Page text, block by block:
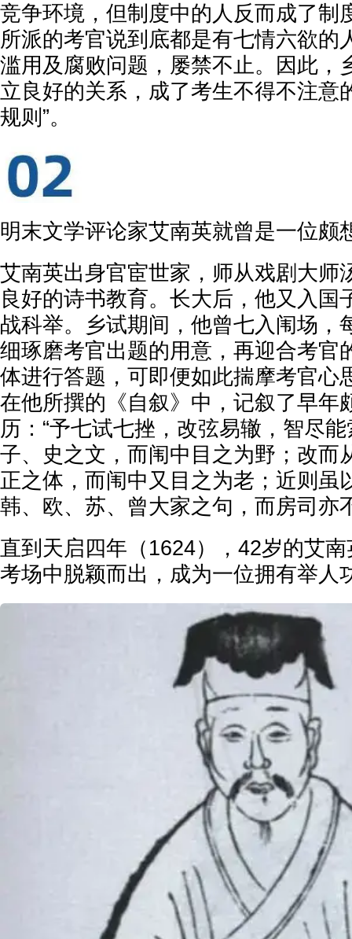
竞争环境，但制度中的人反而成了制
所派的考官说到底都是有七情六欲的
滥用及腐败问题，屡禁不止。因此，
立良好的关系，成了考生不得不注意
规则”。
明末文学评论家艾南英就曾是一位颇
艾南英出身官宦世家，师从戏剧大师
良好的诗书教育。长大后，他又入国
战科举。乡试期间，他曾七入闱场，
细琢磨考官出题的用意，再迎合考官
体进行答题，可即便如此揣摩考官心
在他所撰的《自叙》中，记叙了早年
历：“予七试七挫，改弦易辙，智尽
子、史之文，而闱中目之为野；改而
正之体，而闱中又目之为老；近则虽
韩、欧、苏、曾大家之句，而房司亦
直到天启四年（1624），42岁的艾
考场中脱颖而出，成为一位拥有举人